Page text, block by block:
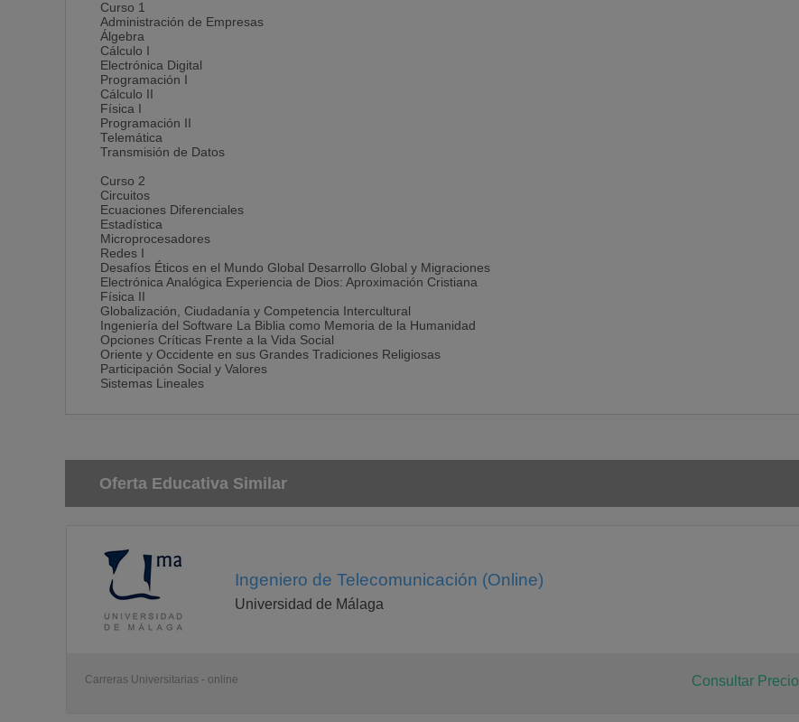
Curso 1
Administración de Empresas
Álgebra
Cálculo I
Electrónica Digital
Programación I
Cálculo II
Física I
Programación II
Telemática
Transmisión de Datos
Curso 2
Circuitos
Ecuaciones Diferenciales
Estadística
Microprocesadores
Redes I
Desafíos Éticos en el Mundo Global Desarrollo Global y Migraciones
Electrónica Analógica Experiencia de Dios: Aproximación Cristiana
Física II
Globalización, Ciudadanía y Competencia Intercultural
Ingeniería del Software La Biblia como Memoria de la Humanidad
Opciones Críticas Frente a la Vida Social
Oriente y Occidente en sus Grandes Tradiciones Religiosas
Participación Social y Valores
Sistemas Lineales
Oferta Educativa Similar
Ingeniero de Telecomunicación (Online)
Universidad de Málaga
Carreras Universitarias - online Consultar Precio